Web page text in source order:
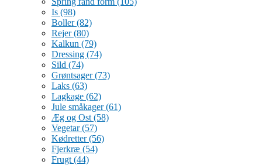
Is (98)
Boller(82)
Rejer(80)
Kalkun (79)
Dressing (74)
Sild (74)
Grøntsager(73)
Laks (63)
Lagkage (62)
Jule småkager(61)
Æg og Ost (58)
Vegetar(57)
Kødretter(56)
Fjerkræ (54)
Frugt (44)